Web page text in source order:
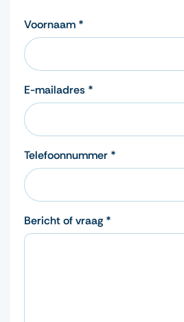
Voornaam *
E-mailadres *
Telefoonnummer *
Bericht of vraag *